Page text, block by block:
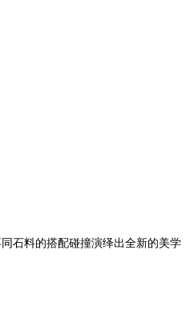
石料的搭配碰撞演绎出全新的美学